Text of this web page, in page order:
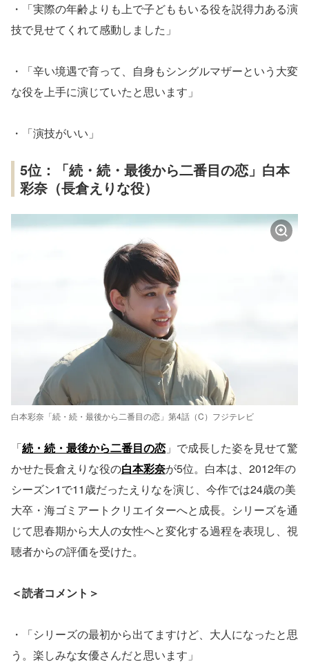
・「実際の年齢よりも上で子どももいる役を説得力ある演
技で見せてくれて感動しました」
・「辛い境遇で育って、自身もシングルマザーという大変
な役を上手に演じていたと思います」
・「演技がいい」
5位：「続・続・最後から二番目の恋」白本
彩奈（長倉えりな役）
白本彩奈「続・続・最後から二番目の恋」第4話（C）フジテレビ
「続・続・最後から二番目の恋 」で成長した姿を見せて驚
かせた長倉えりな役の白本彩奈が5位。白本は、2012年の
シーズン1で11歳だったえりなを演じ、今作では24歳の美
大卒・海ゴミアートクリエイターへと成長。シリーズを通
じて思春期から大人の女性へと変化する過程を表現し、視
聴者からの評価を受けた。
＜読者コメント＞
・「シリーズの最初から出てますけど、大人になったと思
う。楽しみな女優さんだと思います」